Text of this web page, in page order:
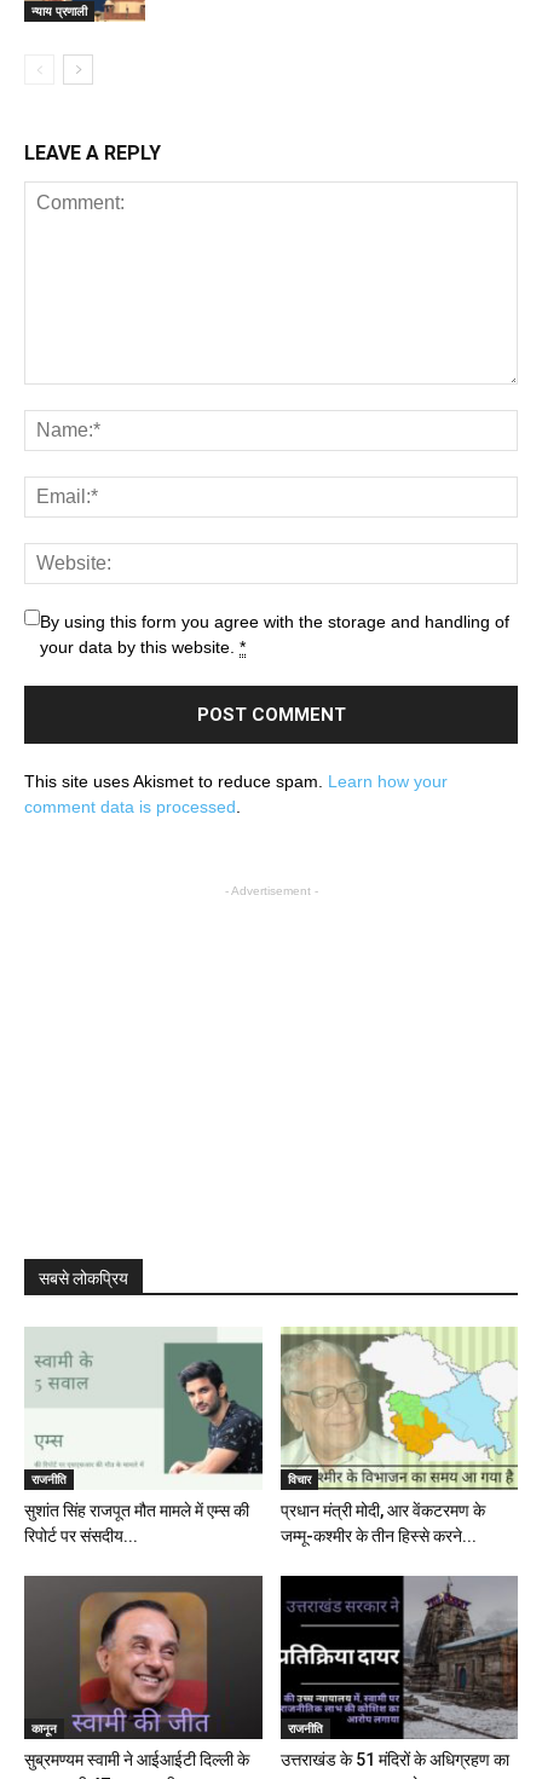
न्याय प्रणाली
LEAVE A REPLY
By using this form you agree with the storage and handling of
your data by this website. *
This site uses Akismet to reduce spam. Learn how your
comment data is processed
- Advertisement -
सबसे लोकप्रिय
राजनीति
सुशांत सिंह राजपूत मौत मामले में एम्स की
रिपोर्ट पर संसदीय...
विचार
प्रधान मंत्री मोदी, आर वेंकटरमण के
जम्मू-कश्मीर के तीन हिस्से करने...
कानून
सुब्रमण्यम स्वामी ने आईआईटी दिल्ली के
राजनीति
उत्तराखंड के 51 मंदिरों के अधिग्रहण का